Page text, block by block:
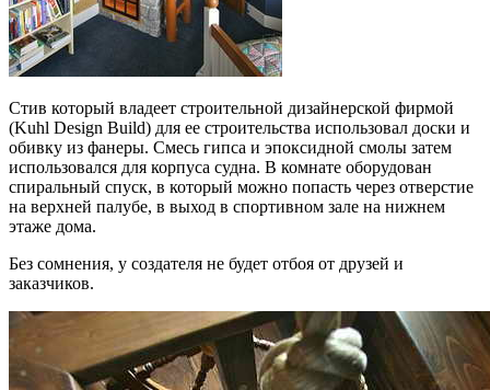
Стив который владеет строительной дизайнерской фирмой
(Kuhl Design Build) для ее строительства использовал доски и
обивку из фанеры. Смесь гипса и эпоксидной смолы затем
использовался для корпуса судна. В комнате оборудован
спиральный спуск, в который можно попасть через отверстие
на верхней палубе, в выход в спортивном зале на нижнем
этаже дома.
Без сомнения, у создателя не будет отбоя от друзей и
заказчиков.